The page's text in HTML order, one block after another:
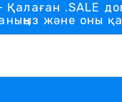
- Қалаған .SALE
және оны